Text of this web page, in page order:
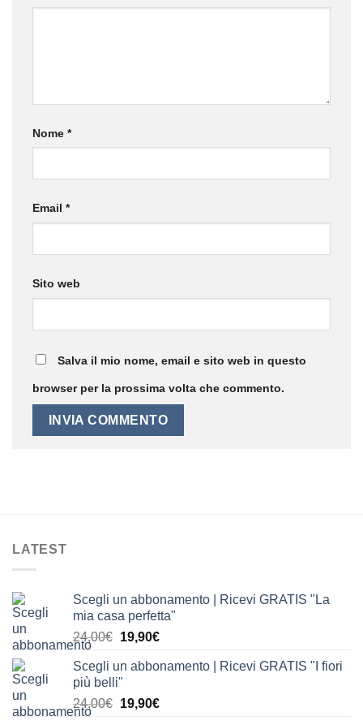
Nome *
Email *
Sito web
Salva il mio nome, email e sito web in questo
browser per la prossima volta che commento.
LATEST
Scegli un abbonamento | Ricevi GRATIS "La
mia casa perfetta"
24,00€ Il
originale
24,00€.
19,90€Il
attuale
19,90€.
Scegli un abbonamento | Ricevi GRATIS "I fiori
più belli"
24,00€ Il
19,90€Il